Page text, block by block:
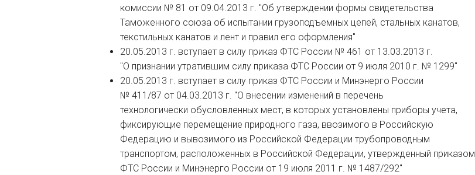
комиссии № 81 от 09.04.2013 г. "Об утверждении формы свидетельства
Таможенного союза об испытании грузоподъемных цепей, стальных канатов,
текстильных канатов и лент и правил его оформления"
20.05.2013 г. вступает в силу приказ ФТС России № 461 от 13.03.2013 г.
"О признании утратившим силу приказа ФТС России от 9 июля 2010 г. № 1299"
20.05.2013 г. вступает в силу приказ ФТС России и Минэнерго России
№ 411/87 от 04.03.2013 г. "О внесении изменений в перечень
технологически обусловленных мест, в которых установлены приборы учета,
фиксирующие перемещение природного газа, ввозимого в Российскую
Федерацию и вывозимого из Российской Федерации трубопроводным
транспортом, расположенных в Российской Федерации, утвержденный приказом
ФТС России и Минэнерго России от 19 июля 2011 г. № 1487/292"